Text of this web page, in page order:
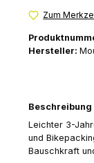
Zum
Hersteller:
Beschreibung
Leichter 3-
und
Bauschkraft